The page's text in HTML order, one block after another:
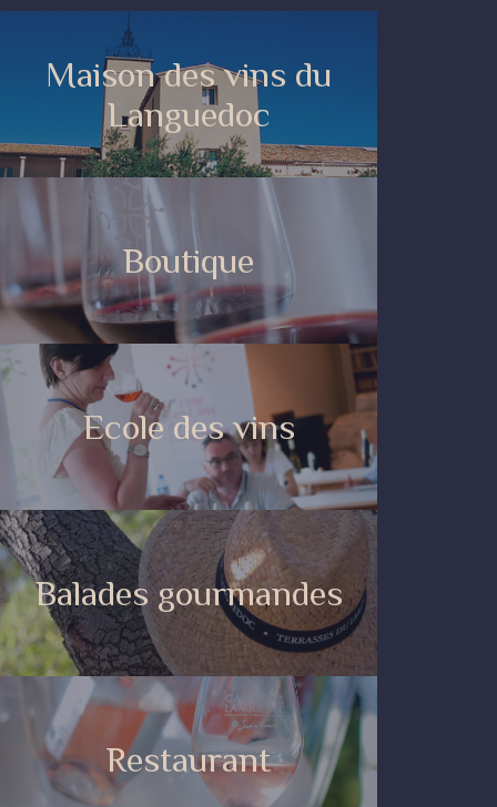
Maison des vins du
Languedoc
Boutique
Ecole des vins
Balades gourmandes
Restaurant